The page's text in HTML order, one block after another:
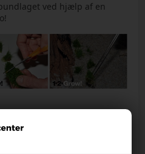
ved hjælp af en